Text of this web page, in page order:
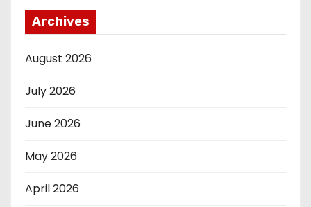
Archives
August 2026
July 2026
June 2026
May 2026
April 2026